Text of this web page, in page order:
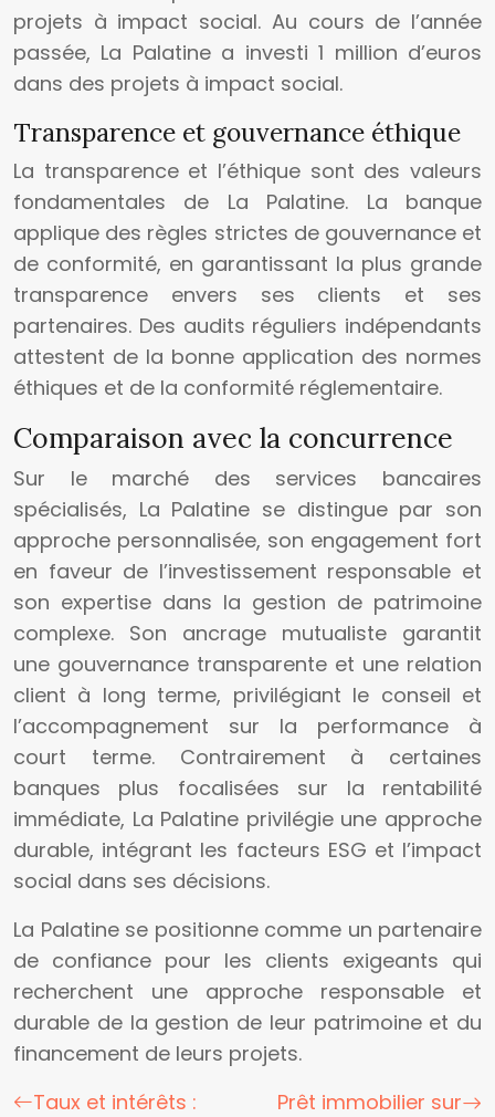
projets à impact social. Au cours de l’année
passée, La Palatine a investi 1 million d’euros
dans des projets à impact social.
Transparence et gouvernance éthique
La transparence et l’éthique sont des valeurs
fondamentales de La Palatine. La banque
applique des règles strictes de gouvernance et
de conformité, en garantissant la plus grande
transparence envers ses clients et ses
partenaires. Des audits réguliers indépendants
attestent de la bonne application des normes
éthiques et de la conformité réglementaire.
Comparaison avec la concurrence
Sur le marché des services bancaires
spécialisés, La Palatine se distingue par son
approche personnalisée, son engagement fort
en faveur de l’investissement responsable et
son expertise dans la gestion de patrimoine
complexe. Son ancrage mutualiste garantit
une gouvernance transparente et une relation
client à long terme, privilégiant le conseil et
l’accompagnement sur la performance à
court terme. Contrairement à certaines
banques plus focalisées sur la rentabilité
immédiate, La Palatine privilégie une approche
durable, intégrant les facteurs ESG et l’impact
social dans ses décisions.
La Palatine se positionne comme un partenaire
de confiance pour les clients exigeants qui
recherchent une approche responsable et
durable de la gestion de leur patrimoine et du
financement de leurs projets.
Taux et intérêts :
Prêt immobilier sur